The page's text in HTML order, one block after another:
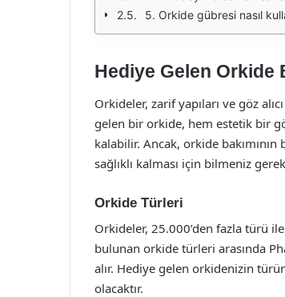
5. Orkide gübresi nasıl
Hediye Gelen Orkide
Orkideler, zarif yapıları ve göz
gelen bir orkide, hem estetik bir
kalabilir. Ancak, orkide
sağlıklı kalması için bilmeniz
Orkide Türleri
Orkideler, 25.000’den fazla türü
bulunan orkide türleri arasında
alır. Hediye gelen orkidenizin
olacaktır.